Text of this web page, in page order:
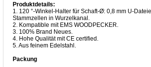
Produktdetails:
1. 120 °-Winkel-Halter für Schaft-Ø: 0,8 mm U-
Stammzellen in Wurzelkanal.
2. Kompatible mit EMS WOODPECKER.
3. 100% Brand Neues.
4. Hohe Qualität mit CE certified.
5. Aus feinem Edelstahl.
Packung